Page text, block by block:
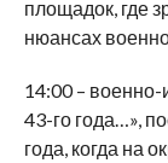
площадок, где
нюансах
14:00 – военно-
43-го года…»,
года, когда на